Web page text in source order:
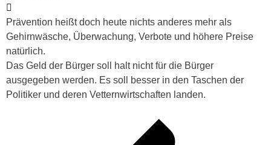
Prävention heißt doch heute nichts anderes mehr als
Gehirnwäsche, Überwachung, Verbote und höhere Preise
natürlich.
Das Geld der Bürger soll halt nicht für die Bürger
ausgegeben werden. Es soll besser in den Taschen der
Politiker und deren Vetternwirtschaften landen.